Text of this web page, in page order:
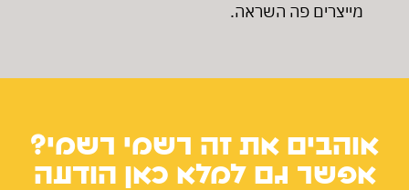
מייצרים פה השראה.
אוהבים את זה רשמי רשמי?
אפשר גם למלא כאן הודעה